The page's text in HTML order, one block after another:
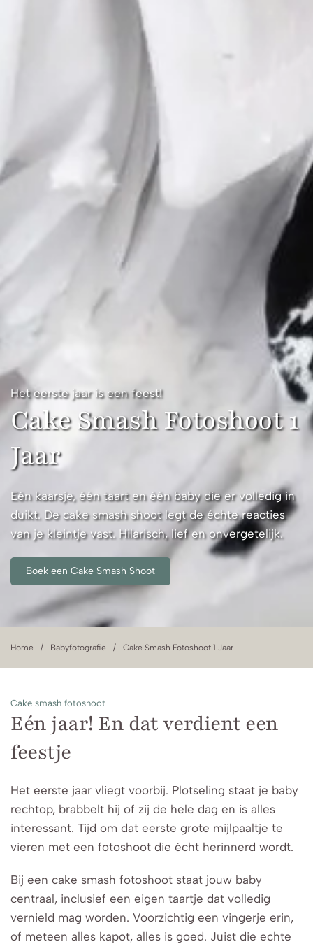
Het eerste jaar is een feest!
Cake Smash Fotoshoot 1
Jaar
Eén kaarsje, één taart en één baby die er volledig in
duikt. De cake smash shoot legt de échte reacties
van je kleintje vast. Hilarisch, lief en onvergetelijk.
Boek een Cake Smash Shoot
Home Babyfotografie Cake Smash Fotoshoot 1 Jaar
Cake smash fotoshoot
Eén jaar! En dat verdient een
feestje
Het eerste jaar vliegt voorbij. Plotseling staat je baby
rechtop, brabbelt hij of zij de hele dag en is alles
interessant. Tijd om dat eerste grote mijlpaaltje te
vieren met een fotoshoot die écht herinnerd wordt.
Bij een cake smash fotoshoot staat jouw baby
centraal, inclusief een eigen taartje dat volledig
vernield mag worden. Voorzichtig een vingerje erin,
of meteen alles kapot, alles is goed. Juist die echte